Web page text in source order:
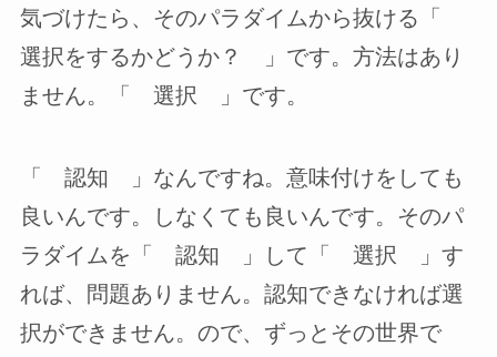
気づけたら、そのパラダイムから抜ける「
選択をするかどうか？ 」です。方法はあり
ません。「 選択 」です。
「 認知 」なんですね。意味付けをしても
良いんです。しなくても良いんです。そのパ
ラダイムを「 認知 」して「 選択 」す
れば、問題ありません。認知できなければ選
択ができません。ので、ずっとその世界で